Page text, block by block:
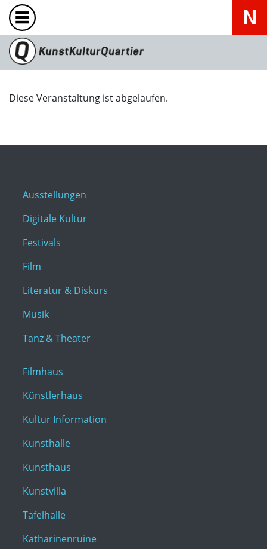
Diese Veranstaltung ist abgelaufen.
Ausstellungen
Digitale Kultur
Festivals
Film
Literatur & Diskurs
Musik
Tanz & Theater
Filmhaus
Künstlerhaus
Kultur Information
Kunsthalle
Kunsthaus
Kunstvilla
Tafelhalle
Katharinenruine